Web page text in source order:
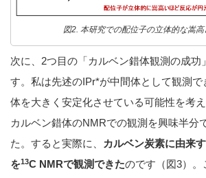
図2. 本研究での配位子の立体的な嵩
次に、2つ目の「カルベン錯体観測の成功
す。私は先述のIPr*が中間体として観測
体を大きく安定化させている可能性を考え
カルベン錯体のNMRでの観測を興味半分
た。すると実際に、
カルベン炭素に由来
を13C NMRで観測できたのです（図3）